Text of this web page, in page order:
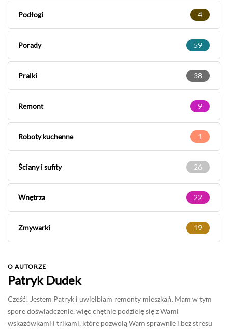
Podłogi 4
Porady 59
Pralki 38
Remont 9
Roboty kuchenne 1
Ściany i sufity 26
Wnętrza 22
Zmywarki 19
O AUTORZE
Patryk Dudek
Cześć! Jestem Patryk i uwielbiam remonty mieszkań. Mam w tym
spore doświadczenie, więc chętnie podzielę się z Wami
wskazówkami i trikami, które pozwolą Wam sprawnie i bez stresu